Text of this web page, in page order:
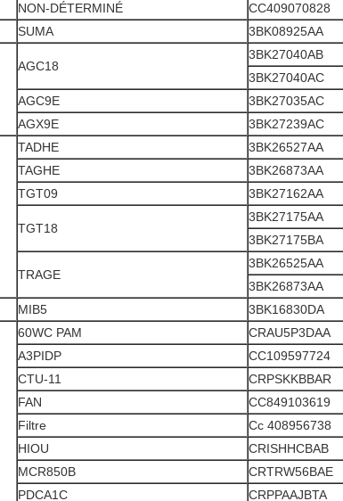
NON-DÉTERMINÉ
CC409070828
SUMA 3BK08925AA
AGC18
3BK27040AB
3BK27040AC
AGC9E
3BK27035AC
AGX9E
3BK27239AC
TADHE
3BK26527AA
TAGHE
3BK26873AA
TGT09
3BK27162AA
TGT18
3BK27175AA
3BK27175BA
TRAGE
3BK26525AA
3BK26873AA
MIB5 3BK16830DA
60WC PAM
CRAU5P3DAA
A3PIDP
CC109597724
CTU-11
CRPSKKBBAR
FAN
CC849103619
Filtre
Cc 408956738
HIOU
CRISHHCBAB
MCR850B
CRTRW56BAE
PDCA1C
CRPPAAJBTA